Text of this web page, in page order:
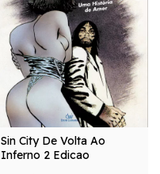
Sin City De Volta Ao
Inferno 2 Edicao